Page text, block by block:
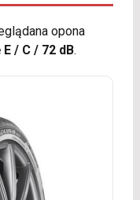
opona
E / C / 72 dB.